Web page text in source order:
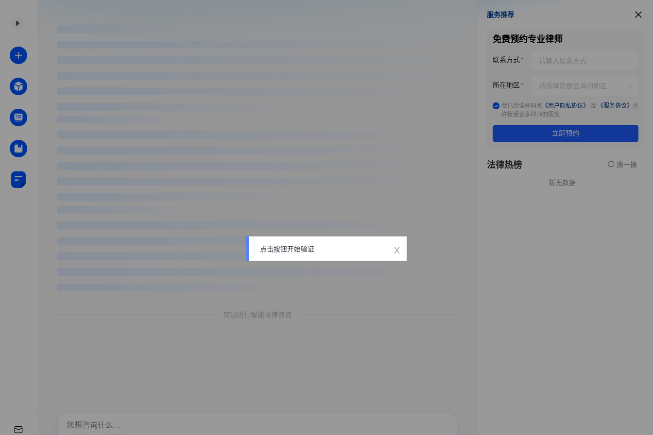
欢迎进行智能法律咨询
服务推荐
服务推荐
免费预约专业律师
联系方式
所在地区
我已阅读并同意 《用户隐私协议》 及 《服务协议》 允
许接受更多律师的服务
立即预约
法律热榜 换一换
暂无数据
点击按钮开始验证 x